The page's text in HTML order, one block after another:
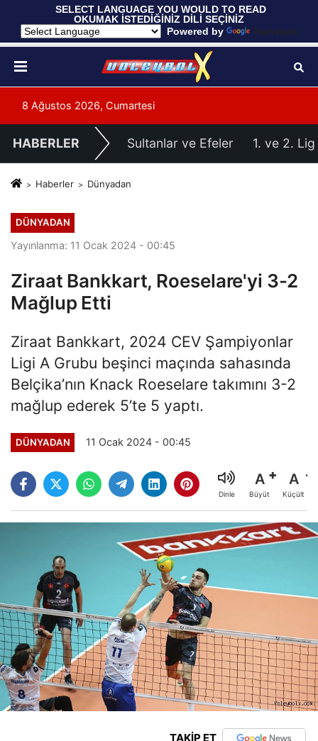
SELECT LANGUAGE YOU WOULD TO READ
OKUMAK İSTEDİĞİNİZ DİLİ SEÇİNİZ
Powered by
Translate
8 Ağustos 2026, Cumartesi
HABERLER Sultanlar ve Efeler 1. ve 2. Lig
Haberler Dünyadan
DÜNYADAN
Yayınlanma: 11 Ocak 2024 - 00:45
Ziraat Bankkart, Roeselare'yi 3-2
Mağlup Etti
Ziraat Bankkart, 2024 CEV Şampiyonlar
Ligi A Grubu beşinci maçında sahasında
Belçika’nın Knack Roeselare takımını 3-2
mağlup ederek 5’te 5 yaptı.
DÜNYADAN 11 Ocak 2024 - 00:45
Dinle
A
Büyüt
A
Küçült
TAKİP ET